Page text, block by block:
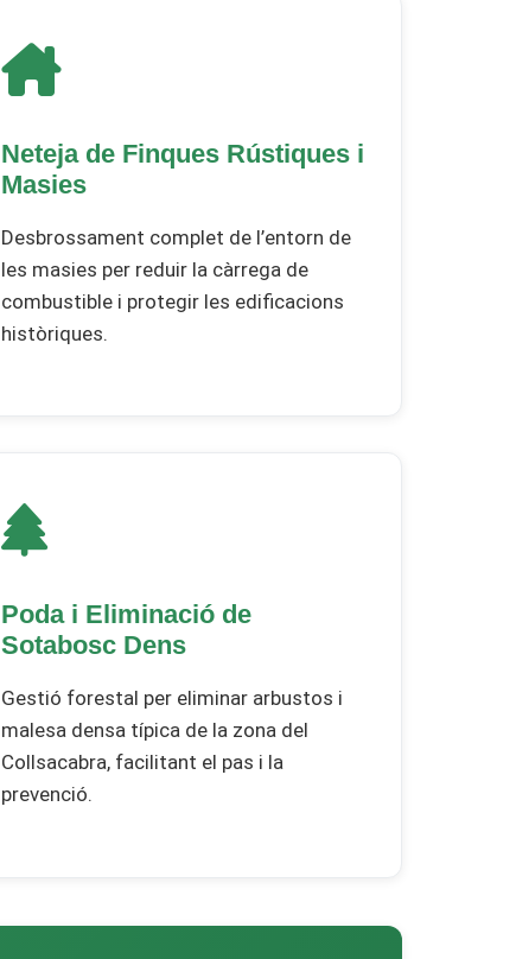
Neteja de Finques Rústiques i
Masies
Desbrossament complet de l’entorn de
les masies per reduir la càrrega de
combustible i protegir les edificacions
històriques.
Poda i Eliminació de
Sotabosc Dens
Gestió forestal per eliminar arbustos i
malesa densa típica de la zona del
Collsacabra, facilitant el pas i la
prevenció.